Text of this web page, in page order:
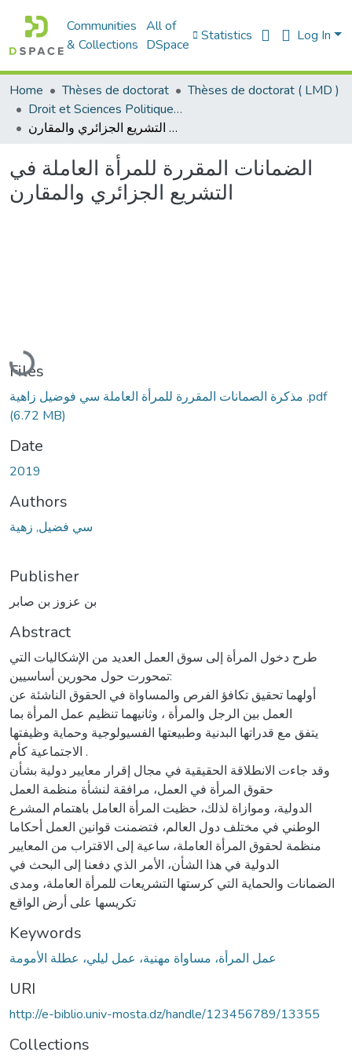
Communities
& Collections
All of
DSpace
Statistics Log In
Home Thèses de doctorat
Thèses de doctorat ( LMD )
Droit et Sciences Politiques - الحقوق و العلوم السياسية
الضمانات المقررة للمرأة العاملة في التشريع الجزائري والمقارن
الضمانات المقررة للمرأة العاملة في
التشريع الجزائري والمقارن
Loading...
Files
مذكرة الصمانات المقررة للمرأة العاملة سي فوضيل زاهية .pdf
(6.72 MB)
Date
2019
Authors
سي فضيل, زهية
Publisher
بن عزوز بن صابر
Abstract
طرح دخول المرأة إلى سوق العمل العديد من الإشكاليات التي
تمحورت حول محورين أساسيين:
أولهما تحقيق تكافؤ الفرص والمساواة في الحقوق الناشئة عن
العمل بين الرجل والمرأة ، وثانيهما تنظيم عمل المرأة بما
يتفق مع قدراتها البدنية وطبيعتها الفسيولوجية وحماية وظيفتها
الاجتماعية كأم .
وقد جاءت الانطلاقة الحقيقية في مجال إقرار معايير دولية بشأن
حقوق المرأة في العمل، مرافقة لنشأة منظمة العمل
الدولية، وموازاة لذلك، حظيت المرأة العامل باهتمام المشرع
الوطني في مختلف دول العالم، فتضمنت قوانين العمل أحكاما
منظمة لحقوق المرأة العاملة، ساعية إلى الاقتراب من المعايير
الدولية في هذا الشأن، الأمر الذي دفعنا إلى البحث في
الضمانات والحماية التي كرستها التشريعات للمرأة العاملة، ومدى
تكريسها على أرض الواقع
Keywords
عمل المرأة، مساواة مهنية، عمل ليلي، عطلة الأمومة
URI
http://e-biblio.univ-mosta.dz/handle/123456789/13355
Collections